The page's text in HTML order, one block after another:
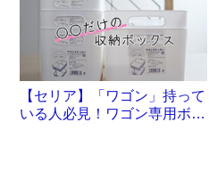
【セリア】「ワゴン」持って
いる人必見！ワゴン専用ボッ